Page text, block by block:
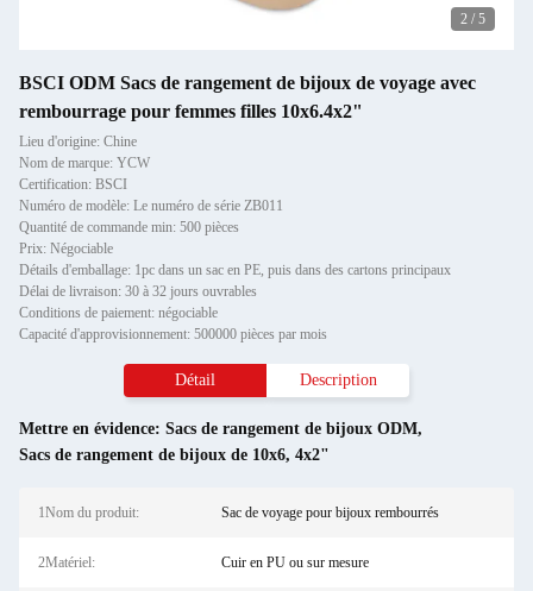
2 / 5
BSCI ODM Sacs de rangement de bijoux de voyage avec
rembourrage pour femmes filles 10x6.4x2"
Lieu d'origine: Chine
Nom de marque: YCW
Certification: BSCI
Numéro de modèle: Le numéro de série ZB011
Quantité de commande min: 500 pièces
Prix: Négociable
Détails d'emballage: 1pc dans un sac en PE, puis dans des cartons principaux
Délai de livraison: 30 à 32 jours ouvrables
Conditions de paiement: négociable
Capacité d'approvisionnement: 500000 pièces par mois
Détail Description
Mettre en évidence: Sacs de rangement de bijoux ODM,
Sacs de rangement de bijoux de 10x6, 4x2"
1Nom du produit: Sac de voyage pour bijoux rembourrés
2Matériel: Cuir en PU ou sur mesure